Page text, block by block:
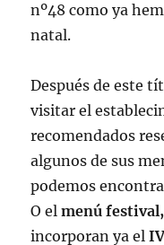
nº48 como ya
natal.
Después de este
visitar el
recomendados
algunos de sus
podemos
O elmenú
incorporan ya el